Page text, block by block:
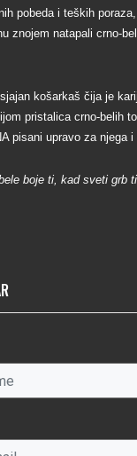
pobeda i teških
znojem natapali crno-
košarkaš čija je
pristalica crno-belih
pisani upravo za
boje ti, kad sveti grb